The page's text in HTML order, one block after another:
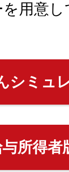
用意
シミュ
所得者